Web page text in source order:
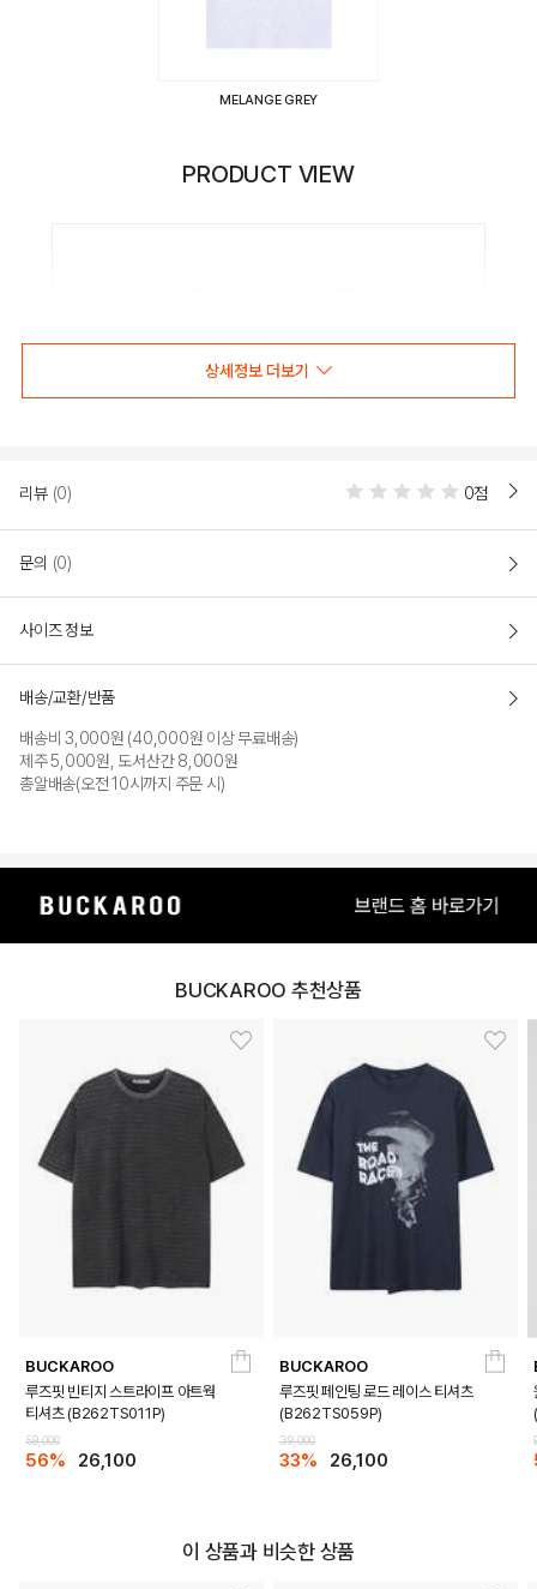
MELANGE GREY
PRODUCT VIEW
DETAILS
상세정보 더보기
리뷰 (0) 0점
문의 (0)
사이즈 정보
배송/교환/반품
배송비 3,000원 (40,000원 이상 무료배송)
제주 5,000원, 도서산간 8,000원
총알배송(오전 10시까지 주문 시)
BUCKAROO 추천상품
BUCKAROO
루즈핏 빈티지 스트라이프 아트웍
티셔츠 (B262TS011P)
59,000
56% 26,100
BUCKAROO
루즈핏 페인팅 로드 레이스 티셔츠
(B262TS059P)
39,000
33% 26,100
이 상품과 비슷한 상품